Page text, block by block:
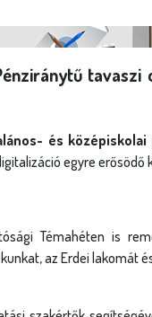
tavaszi
és középiskolai
egyre erősödő
Témahéten is
az Erdei lakomát